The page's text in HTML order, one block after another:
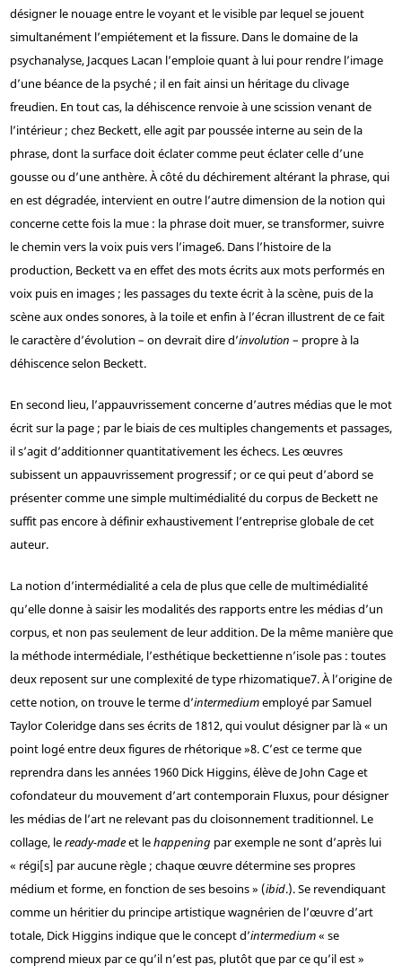
désigner le nouage entre le voyant et le visible par lequel se jouent
simultanément l’empiétement et la fissure. Dans le domaine de la
psychanalyse, Jacques Lacan l’emploie quant à lui pour rendre l’image
d’une béance de la psyché ; il en fait ainsi un héritage du clivage
freudien. En tout cas, la déhiscence renvoie à une scission venant de
l’intérieur ; chez Beckett, elle agit par poussée interne au sein de la
phrase, dont la surface doit éclater comme peut éclater celle d’une
gousse ou d’une anthère. À côté du déchirement altérant la phrase, qui
en est dégradée, intervient en outre l’autre dimension de la notion qui
concerne cette fois la mue : la phrase doit muer, se transformer, suivre
le chemin vers la voix puis vers l’image6. Dans l’histoire de la
production, Beckett va en effet des mots écrits aux mots performés en
voix puis en images ; les passages du texte écrit à la scène, puis de la
scène aux ondes sonores, à la toile et enfin à l’écran illustrent de ce fait
le caractère d’évolution – on devrait dire d’involution – propre à la
déhiscence selon Beckett.
En second lieu, l’appauvrissement concerne d’autres médias que le mot
écrit sur la page ; par le biais de ces multiples changements et passages,
il s’agit d’additionner quantitativement les échecs. Les œuvres
subissent un appauvrissement progressif ; or ce qui peut d’abord se
présenter comme une simple multimédialité du corpus de Beckett ne
suffit pas encore à définir exhaustivement l’entreprise globale de cet
auteur.
La notion d’intermédialité a cela de plus que celle de multimédialité
qu’elle donne à saisir les modalités des rapports entre les médias d’un
corpus, et non pas seulement de leur addition. De la même manière que
la méthode intermédiale, l’esthétique beckettienne n’isole pas : toutes
deux reposent sur une complexité de type rhizomatique7. À l’origine de
cette notion, on trouve le terme d’intermediumemployé par Samuel
Taylor Coleridge dans ses écrits de 1812, qui voulut désigner par là « un
point logé entre deux figures de rhétorique »8. C’est ce terme que
reprendra dans les années 1960 Dick Higgins, élève de John Cage et
cofondateur du mouvement d’art contemporain Fluxus, pour désigner
les médias de l’art ne relevant pas du cloisonnement traditionnel. Le
collage, leready-madeet lehappening par exemple ne sont d’après lui
« régi[s] par aucune règle ; chaque œuvre détermine ses propres
médium et forme, en fonction de ses besoins » (ibid.). Se revendiquant
comme un héritier du principe artistique wagnérien de l’œuvre d’art
totale, Dick Higgins indique que le concept d’intermedium« se
comprend mieux par ce qu’il n’est pas, plutôt que par ce qu’il est »